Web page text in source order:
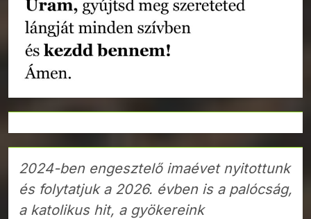
2024-ben engesztelő imaévet nyitottunk
és folytatjuk a 2026. évben is a palócság,
a katolikus hit, a gyökereink